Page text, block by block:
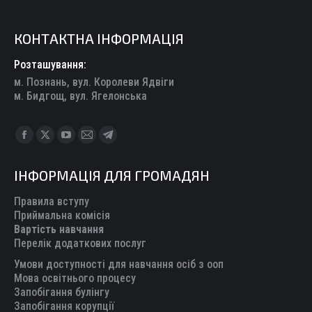
КОНТАКТНА ІНФОРМАЦІЯ
Розташування:
м. Познань, вул. Королеви Ядвіги
м. Бидгощ, вул. Ягелонська
Find us on:
Facebook
opens
in
new
window
X
opens
in
new
window
YouTube
opens
in
new
window
Mail
opens
in
new
window
Telegram
opens
new
ІНФОРМАЦІЯ ДЛЯ ГРОМАДЯН
Правила вступу
Приймальна комісія
Вартість навчання
Перелік додаткових послуг
Умови доступності для навчання осіб з ооп
Мова освітнього процесу
Запобігання булінгу
Запобігання корупції